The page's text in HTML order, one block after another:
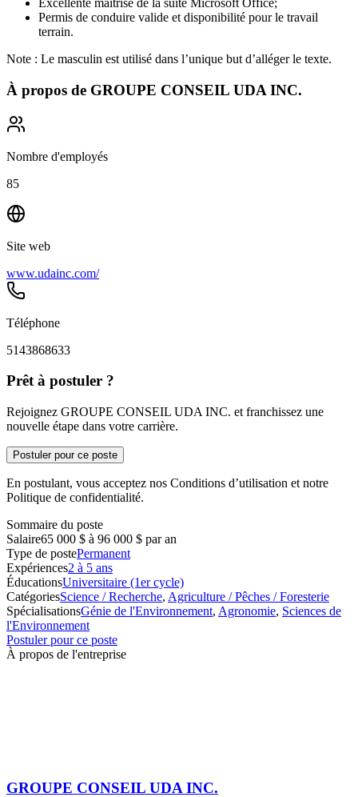
Excellente maîtrise de la suite Microsoft Office;
Permis de conduire valide et disponibilité pour le travail
terrain.
Note : Le masculin est utilisé dans l’unique but d’alléger le texte.
À propos de GROUPE CONSEIL UDA INC.
Nombre d'employés
85
Site web
www.udainc.com/
Téléphone
5143868633
Prêt à postuler ?
Rejoignez GROUPE CONSEIL UDA INC. et franchissez une
nouvelle étape dans votre carrière.
Postuler pour ce poste
En postulant, vous acceptez nos Conditions d’utilisation et notre
Politique de confidentialité.
Sommaire du poste
Salaire65 000 $ à 96 000 $ par an
Type de postePermanent
Expériences2 à 5 ans
ÉducationsUniversitaire (1er cycle)
CatégoriesScience / Recherche, Agriculture / Pêches / Foresterie
SpécialisationsGénie de l'Environnement, Agronomie, Sciences de
l'Environnement
Postuler pour ce poste
À propos de l'entreprise
GROUPE CONSEIL UDA INC.